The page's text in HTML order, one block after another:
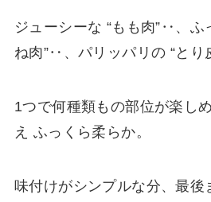
ジューシーな “もも肉”‥、ふ
ね肉”‥、パリッパリの “とり
1つで何種類もの部位が楽し
え ふっくら柔らか。
味付けがシンプルな分、最後